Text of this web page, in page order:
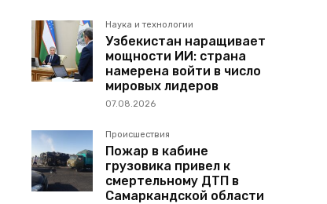
Наука и технологии
Узбекистан наращивает
мощности ИИ: страна
намерена войти в число
мировых лидеров
07.08.2026
Происшествия
Пожар в кабине
грузовика привел к
смертельному ДТП в
Самаркандской области